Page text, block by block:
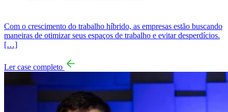
Com o crescimento do trabalho híbrido, as empresas estão buscando
maneiras de otimizar seus espaços de trabalho e evitar desperdícios.
[…]
Ler case completo